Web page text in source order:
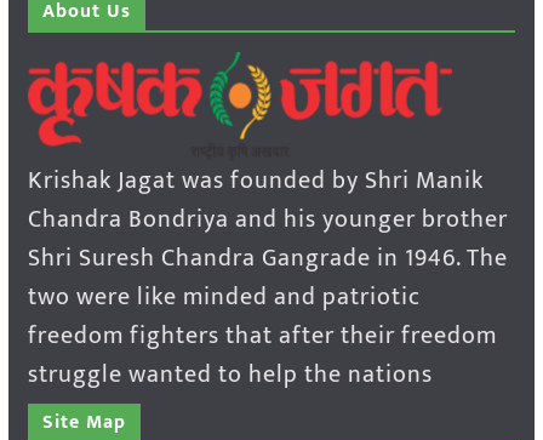
About Us
Krishak Jagat was founded by Shri Manik
Chandra Bondriya and his younger brother
Shri Suresh Chandra Gangrade in 1946. The
two were like minded and patriotic
freedom fighters that after their freedom
struggle wanted to help the nations
Site Map